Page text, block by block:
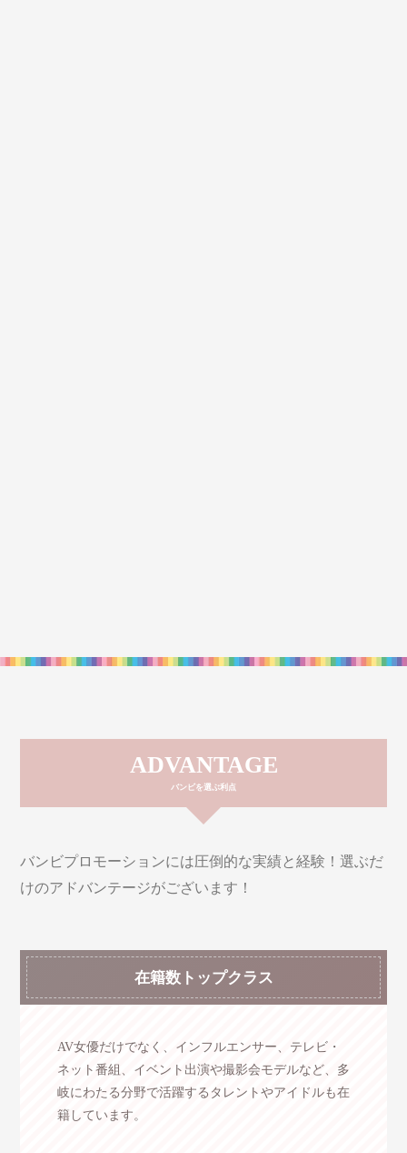
ADVANTAGE
バンビを選ぶ利点
バンビプロモーションには圧倒的な実績と経験！選ぶだ
けのアドバンテージがございます！
在籍数トップクラス
AV女優だけでなく、インフルエンサー、テレビ・
ネット番組、イベント出演や撮影会モデルなど、多
岐にわたる分野で活躍するタレントやアイドルも在
籍しています。